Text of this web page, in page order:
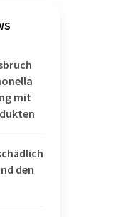
mit
den